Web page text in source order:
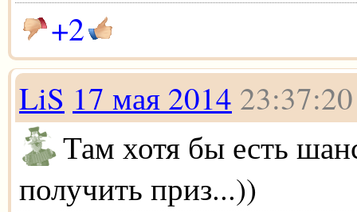
+2
LiS 17 мая 2014 23:37:20
Там хотя бы есть
получить приз...))